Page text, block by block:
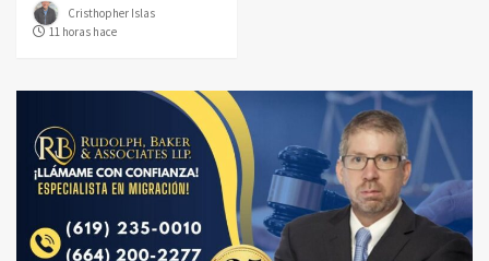
Cristhopher Islas
11 horas hace